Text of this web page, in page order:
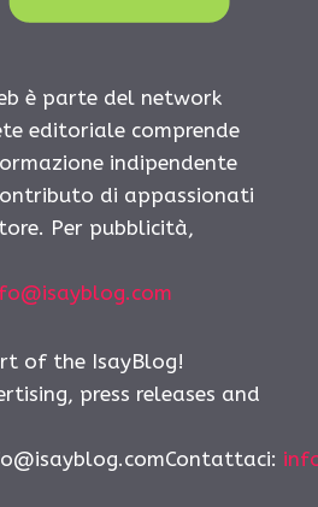
è parte del network
editoriale comprende
indipendente
di appassionati
Per pubblicità,
of the IsayBlog!
press releases and